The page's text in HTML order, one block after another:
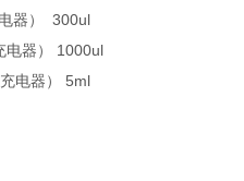
器） 300ul
器） 1000ul
电器） 5ml